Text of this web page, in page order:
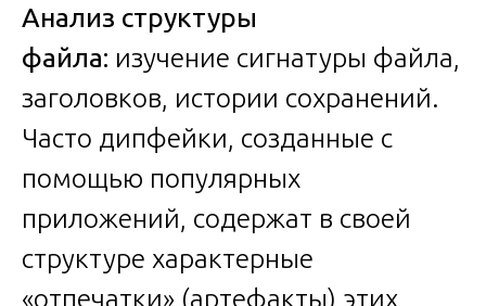
Анализ структуры
файла: изучение сигнатуры файла,
заголовков, истории сохранений.
Часто дипфейки, созданные с
помощью популярных
приложений, содержат в своей
структуре характерные
«отпечатки» (артефакты) этих